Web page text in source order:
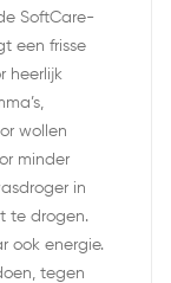
SoftCare-
een frisse
heerlijk
wollen
minder
in
te drogen.
ook energie.
tegen